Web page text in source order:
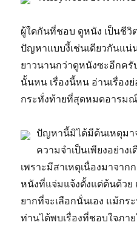
ผู้ใดกันที่ชอบ ดูหนัง เป็นชีวิ
ปัญหาแบบงี้เช่นเดียวกันแน่
ยาวนานกว่าดูหนังซะอีกครั
นั้นหน เรื่องนี้หน อ่านเรื่อง
กระทั่งท้ายที่สุดหมดอารม
ปัญหานี้มิได้มีต้นเหตุม
ความจำเป็นเพียงอย่าง
เพราะมีสาเหตุเนื่องมาจาก
หนังที่แจ่มแจ้งตั้งแต่ต้นด้วย
ยากที่จะเลือกนั่นเอง แม้ก
ท่านได้พบเรื่องที่ชอบใจภา